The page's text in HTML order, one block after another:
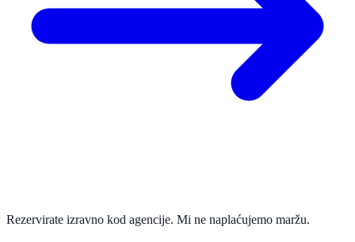
Rezervirate izravno kod agencije. Mi ne naplaćujemo maržu.